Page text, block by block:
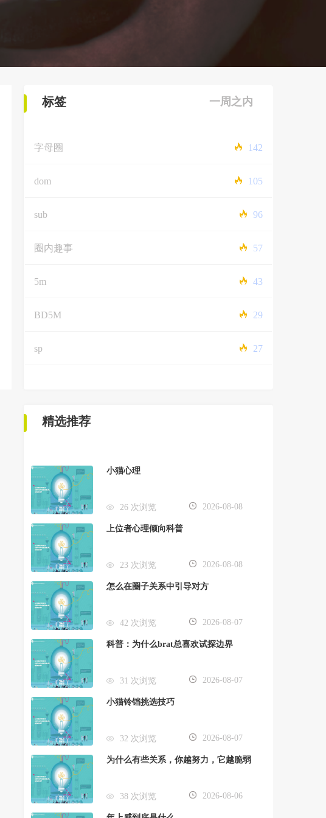
标签 一周之内
字母圈 142
dom 105
sub 96
圈内趣事 57
5m 43
BD5M 29
sp 27
精选推荐
小猫心理
26 次浏览 2026-08-08
上位者心理倾向科普
23 次浏览 2026-08-08
怎么在圈子关系中引导对方
42 次浏览 2026-08-07
科普：为什么brat总喜欢试探边界
31 次浏览 2026-08-07
小猫铃铛挑选技巧
32 次浏览 2026-08-07
为什么有些关系，你越努力，它越脆弱
38 次浏览 2026-08-06